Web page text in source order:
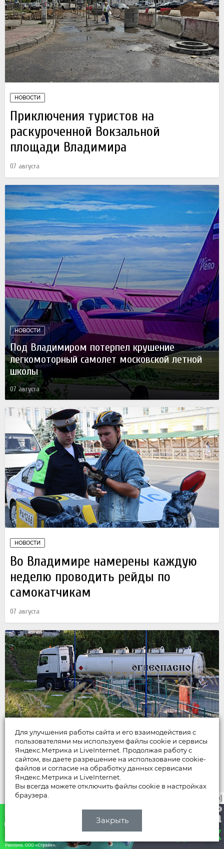
НОВОСТИ
Приключения туристов на
раскуроченной Вокзальной
площади Владимира
07 августа
НОВОСТИ
Под Владимиром потерпел крушение
легкомоторный самолет московской летной
школы
07 августа
НОВОСТИ
Во Владимире намерены каждую
неделю проводить рейды по
самокатчикам
07 августа
НОВОСТИ
Владимирские учреждения и
организации с трудом закупают
горючее через торги
закрыть [x]
Для улучшения работы сайта и его взаимодействия с
пользователями мы используем файлы cookie и сервисы
Яндекс.Метрика и LiveInternet. Продолжая работу с
сайтом, вы даете разрешение на использование cookie-
файлов и согласие на обработку данных сервисами
Яндекс.Метрика и LiveInternet.
Вы всегда можете отключить файлы cookie в настройках
браузера.
Закрыть